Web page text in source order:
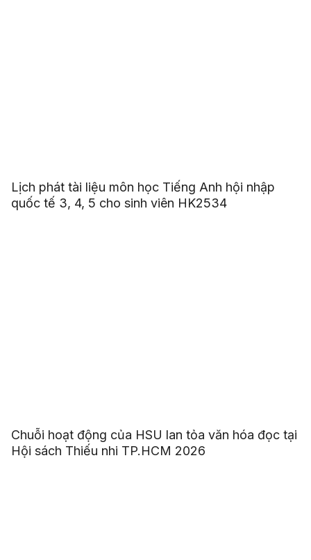
Lịch phát tài liệu môn học Tiếng Anh hội nhập
quốc tế 3, 4, 5 cho sinh viên HK2534
Chuỗi hoạt động của HSU lan tỏa văn hóa đọc tại
Hội sách Thiếu nhi TP.HCM 2026